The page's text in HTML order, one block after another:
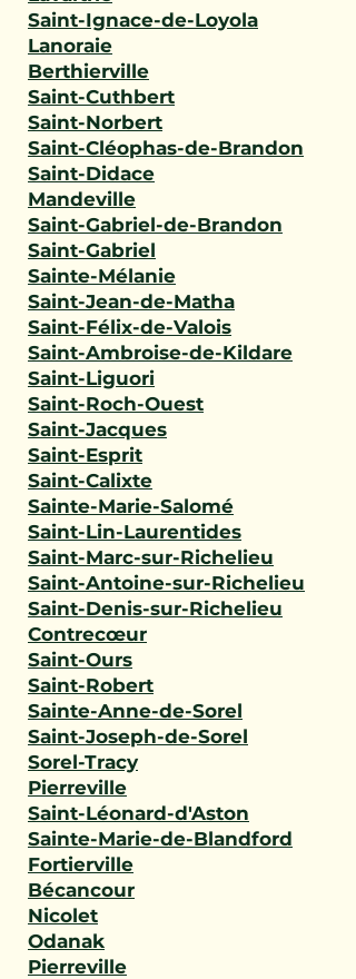
Saint-Ignace-de-Loyola
Lanoraie
Berthierville
Saint-Cuthbert
Saint-Norbert
Saint-Cléophas-de-Brandon
Saint-Didace
Mandeville
Saint-Gabriel-de-Brandon
Saint-Gabriel
Sainte-Mélanie
Saint-Jean-de-Matha
Saint-Félix-de-Valois
Saint-Ambroise-de-Kildare
Saint-Liguori
Saint-Roch-Ouest
Saint-Jacques
Saint-Esprit
Saint-Calixte
Sainte-Marie-Salomé
Saint-Lin-Laurentides
Saint-Marc-sur-Richelieu
Saint-Antoine-sur-Richelieu
Saint-Denis-sur-Richelieu
Contrecœur
Saint-Ours
Saint-Robert
Sainte-Anne-de-Sorel
Saint-Joseph-de-Sorel
Sorel-Tracy
Pierreville
Saint-Léonard-d'Aston
Sainte-Marie-de-Blandford
Fortierville
Bécancour
Nicolet
Odanak
Pierreville